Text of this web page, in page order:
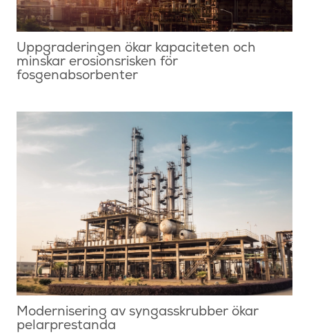
Uppgraderingen ökar kapaciteten och
minskar erosionsrisken för
fosgenabsorbenter
Modernisering av syngasskrubber ökar
pelarprestanda